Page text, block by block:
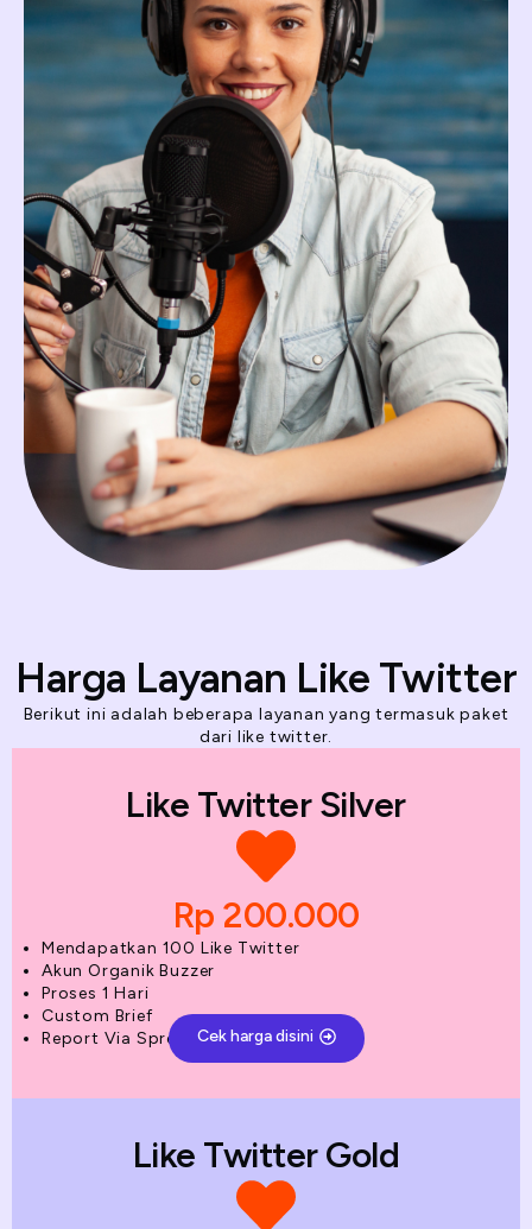
Harga Layanan Like Twitter
Berikut ini adalah beberapa layanan yang termasuk paket
dari like twitter.
Like Twitter Silver
Rp 200.000
Mendapatkan 100 Like Twitter
Akun Organik Buzzer
Proses 1 Hari
Custom Brief
Report Via SpreadsheetCek harga disini
Like Twitter Gold